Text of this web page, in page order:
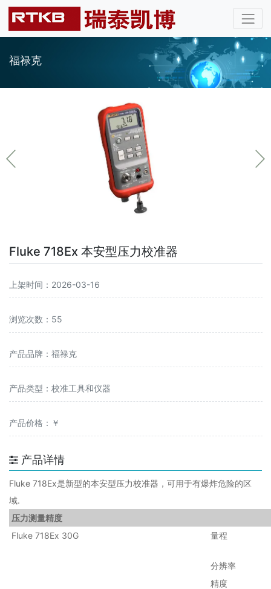
福禄克
Fluke 718Ex 本安型压力校准器
上架时间：2026-03-16
浏览次数：55
产品品牌：福禄克
产品类型：校准工具和仪器
产品价格：￥
产品详情
Fluke 718Ex是新型的本安型压力校准器，可用于有爆炸危险的区
域.
压力测量精度
Fluke 718Ex 30G
量程
分辨率
精度